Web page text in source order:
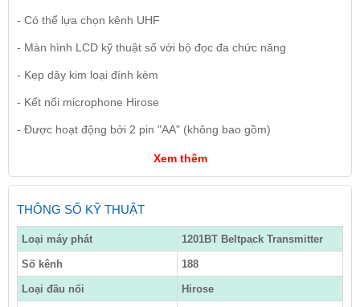
- Có thể lựa chọn kênh UHF
- Màn hình LCD kỹ thuật số với bộ đọc đa chức năng
- Kẹp dây kim loại đính kèm
- Kết nối microphone Hirose
- Được hoạt động bởi 2 pin "AA" (không bao gồm)
Xem thêm
THÔNG SỐ KỸ THUẬT
Loại máy phát 1201BT Beltpack Transmitter
Số kênh 188
Loại đầu nối Hirose